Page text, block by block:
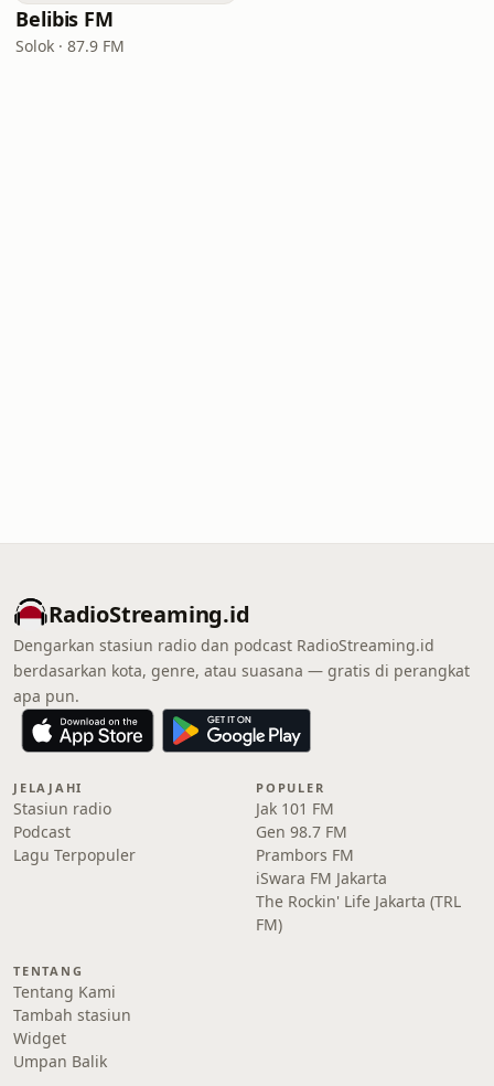
Belibis FM
Solok · 87.9 FM
RadioStreaming.id
Dengarkan stasiun radio dan podcast RadioStreaming.id
berdasarkan kota, genre, atau suasana — gratis di perangkat
apa pun.
JELAJAHI
Stasiun radio
Podcast
Lagu Terpopuler
POPULER
Jak 101 FM
Gen 98.7 FM
Prambors FM
iSwara FM Jakarta
The Rockin' Life Jakarta (TRL
FM)
TENTANG
Tentang Kami
Tambah stasiun
Widget
Umpan Balik